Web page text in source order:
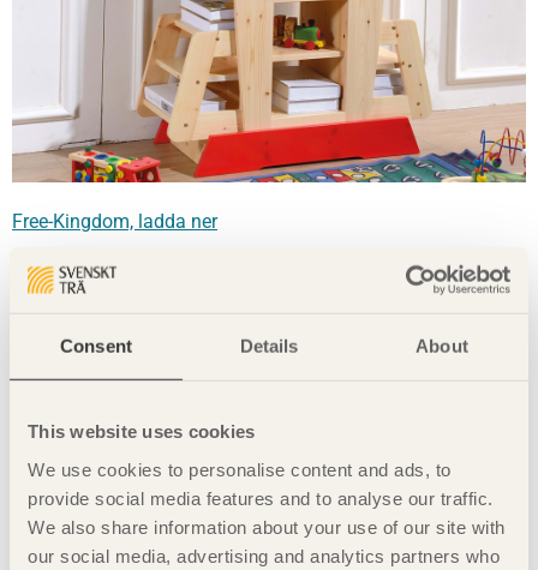
Consent Details About
This website uses cookies
We use cookies to personalise content and ads, to
provide social media features and to analyse our traffic.
We also share information about your use of our site with
our social media, advertising and analytics partners who
Free-Kingdom, ladda ner
Läs mer
Här kan du läsa hela
Se de andra möbelföretagens möbler
Dushi
Feipeng
Free-Kingdom
Hongqi